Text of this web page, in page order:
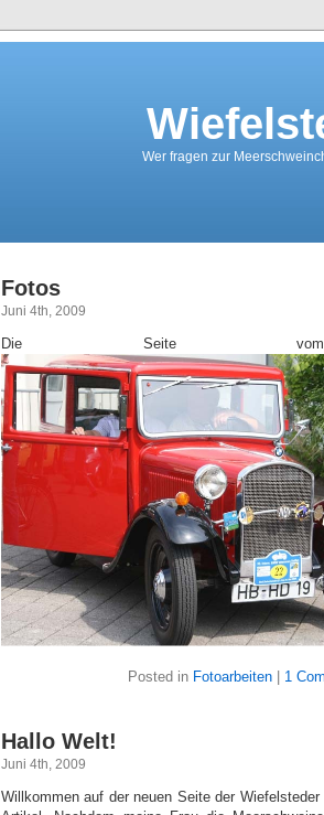
Wer fragen zur
Fotos
Juni 4th, 2009
Die Seite
Posted in Fotoarbeiten 1
Hallo Welt!
Juni 4th, 2009
Willkommen auf der neuen Seite der